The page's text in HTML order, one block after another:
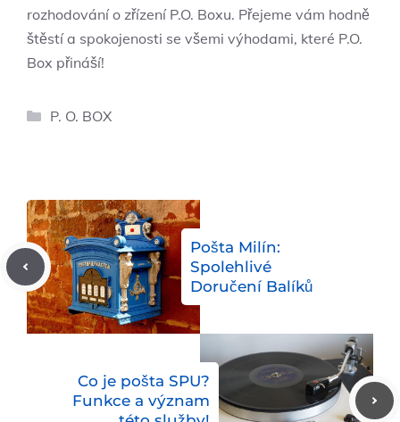
rozhodování o zřízení P.O. Boxu. Přejeme vám hodně
štěstí a spokojenosti se všemi výhodami, které P.O.
Box přináší!
Rubriky
P. O. BOX
Pošta Milín:
Spolehlivé
Doručení Balíků
Co je pošta SPU?
Funkce a význam